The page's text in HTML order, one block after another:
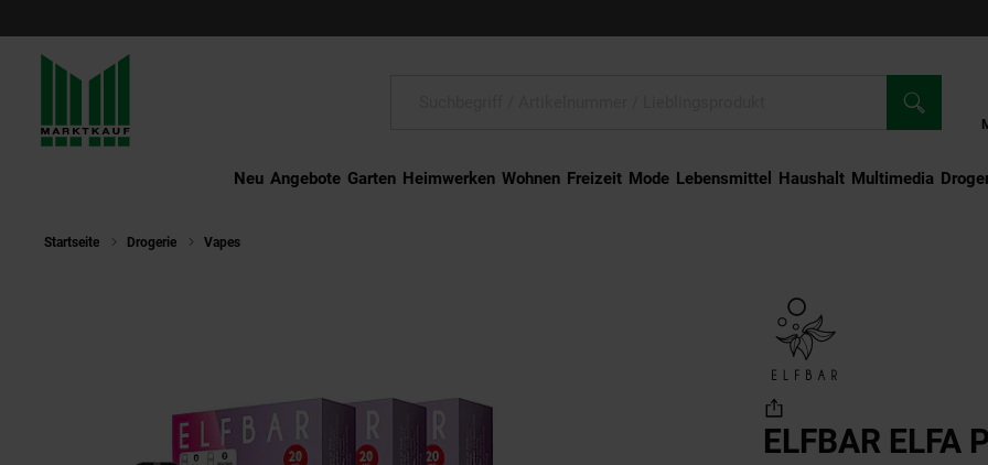
Neu Angebote Garten Heimwerken Wohnen Freizeit Mode Lebensmittel Haushalt Multimedia
Startseite Drogerie Vapes
ELFBAR ELFA